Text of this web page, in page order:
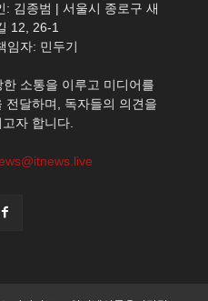
김종범 | 서울시 종로구 새
12, 26-1
임자: 민두기
소통을 이루고 미디어를
전달하며, 독자들의 의견을
자 합니다.